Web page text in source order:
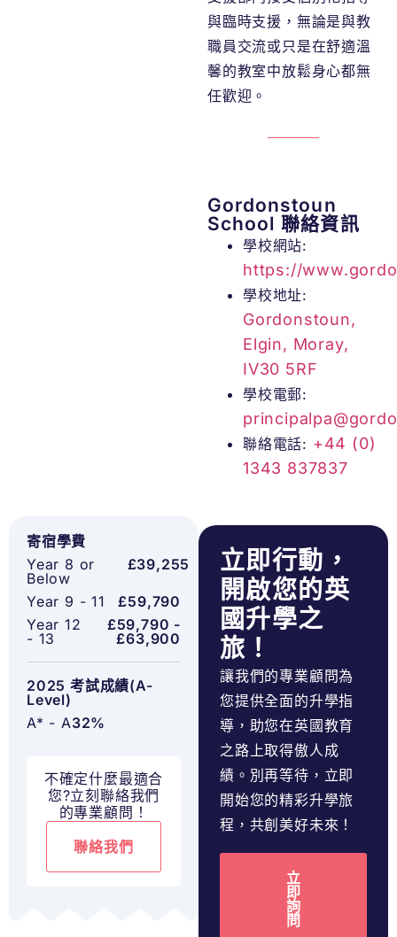
寄宿學費
Year 8 or
Below
£39,255
Year 9 - 11
£59,790
Year 12
- 13
£59,790 -
£63,900
2025 考試成績(A-
Level)
A* - A32%
不確定什麼最適合
您?立刻聯絡我們
的專業顧問！
聯絡我們
與臨時支援，無論是與教
職員交流或只是在舒適溫
馨的教室中放鬆身心都無
任歡迎。
Gordonstoun
School 聯絡資訊
學校網站:
https://
學校地址:
Gordonstoun,
Elgin, Moray,
IV30 5RF
學校電郵:
聯絡電話: +44 (0)
1343 837837
立即行動，
開啟您的英
國升學之
旅！
讓我們的專業顧問為
您提供全面的升學指
導，助您在英國教育
之路上取得傲人成
績。別再等待，立即
開始您的精彩升學旅
程，共創美好未來！
立
即
詢
問